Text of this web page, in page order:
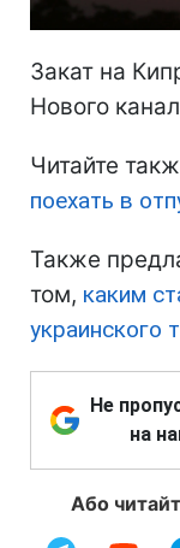
Закат на
Нового
Читайте
поехать в
Также
том, каким
украинского
Не
на
Або